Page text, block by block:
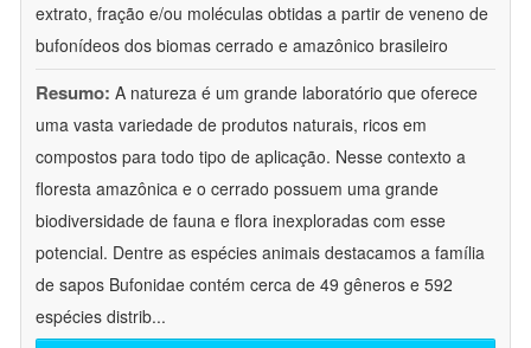
extrato, fração e/ou moléculas obtidas a partir de veneno de
bufonídeos dos biomas cerrado e amazônico brasileiro
Resumo: A natureza é um grande laboratório que oferece
uma vasta variedade de produtos naturais, ricos em
compostos para todo tipo de aplicação. Nesse contexto a
floresta amazônica e o cerrado possuem uma grande
biodiversidade de fauna e flora inexploradas com esse
potencial. Dentre as espécies animais destacamos a família
de sapos Bufonidae contém cerca de 49 gêneros e 592
espécies distrib...